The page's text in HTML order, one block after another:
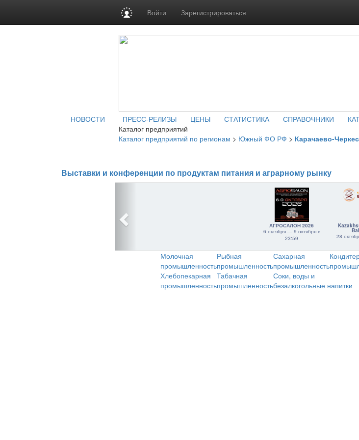
Войти Зарегистрироваться
НОВОСТИ ПРЕСС-РЕЛИЗЫ ЦЕНЫ СТАТИСТИКА СПРАВОЧНИКИ
Каталог предприятий
Каталог предприятий по регионам > Южный ФО РФ > Карачаево-
Выставки и конференции по продуктам питания и аграрному рынку
АГРОСАЛОН 2026
6 октября — 9 октября в
23:59
28
Молочная
промышленность
Рыбная
промышленность
Сахарная
промышленность
Хлебопекарная
промышленность
Табачная
промышленность
Соки, воды и
безалкогольные напитки